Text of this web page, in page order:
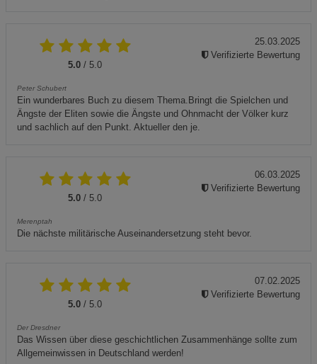
5.0 / 5.0
Peter Schubert
Ein wunderbares Buch zu diesem Thema.Bringt die Spielchen und
Ängste der Eliten sowie die Ängste und Ohnmacht der Völker kurz
und sachlich auf den Punkt. Aktueller den je.
25.03.2025
Verifizierte Bewertung
5.0 / 5.0
Merenptah
Die nächste militärische Auseinandersetzung steht bevor.
06.03.2025
Verifizierte Bewertung
5.0 / 5.0
Der Dresdner
Das Wissen über diese geschichtlichen Zusammenhänge sollte zum
Allgemeinwissen in Deutschland werden!
07.02.2025
Verifizierte Bewertung